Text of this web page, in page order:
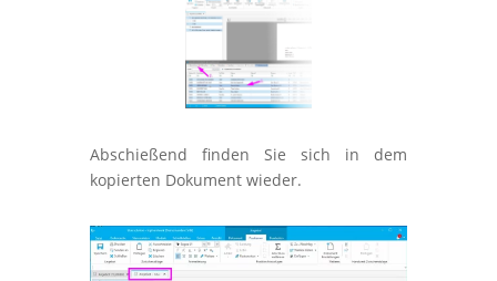
Abschießend finden Sie sich in dem
kopierten Dokument wieder.